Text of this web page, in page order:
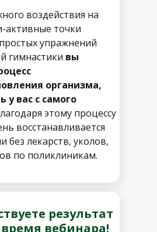
воздействия на
активные точки
упражнений
гимнастики вы
организма,
у вас с самого
этому процессу
восстанавливается
без лекарств, уколов,
по поликлиникам.
результат
вебинара!